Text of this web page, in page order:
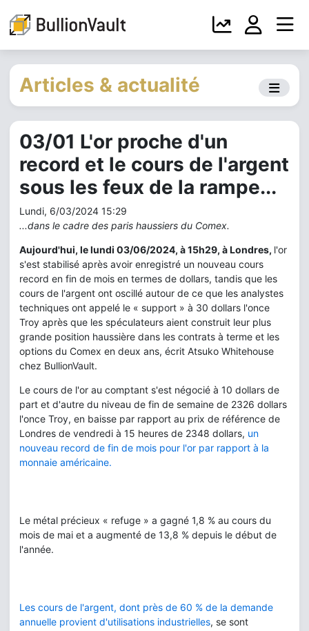
Articles & actualité
03/01 L'or proche d'un
record et le cours de l'argent
sous les feux de la rampe...
Lundi, 6/03/2024 15:29
...dans le cadre des paris haussiers du Comex.
Aujourd'hui, le lundi 03/06/2024, à 15h29, à Londres, l'or
s'est stabilisé après avoir enregistré un nouveau cours
record en fin de mois en termes de dollars, tandis que les
cours de l'argent ont oscillé autour de ce que les analystes
techniques ont appelé le « support » à 30 dollars l'once
Troy après que les spéculateurs aient construit leur plus
grande position haussière dans les contrats à terme et les
options du Comex en deux ans, écrit Atsuko Whitehouse
chez BullionVault.
Le cours de l'or au comptant s'est négocié à 10 dollars de
part et d'autre du niveau de fin de semaine de 2326 dollars
l'once Troy, en baisse par rapport au prix de référence de
Londres de vendredi à 15 heures de 2348 dollars, un
nouveau record de fin de mois pour l'or par rapport à la
monnaie américaine.
Le métal précieux « refuge » a gagné 1,8 % au cours du
mois de mai et a augmenté de 13,8 % depuis le début de
l'année.
Les cours de l'argent, dont près de 60 % de la demande
annuelle provient d'utilisations industrielles, se sont